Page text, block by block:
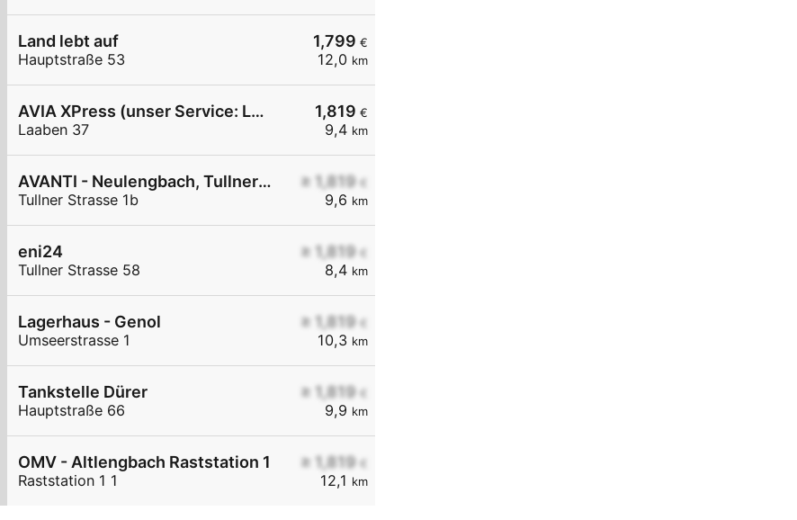
1,799 €
12,0 km
Land lebt auf
Hauptstraße 53
1,819 €
9,4 km
AVIA XPress (unser Service: Luft und Wasser)
Laaben 37
≥ 1,819 €
9,6 km
AVANTI - Neulengbach, Tullner Straße 1b
Tullner Strasse 1b
≥ 1,819 €
8,4 km
eni24
Tullner Strasse 58
≥ 1,819 €
10,3 km
Lagerhaus - Genol
Umseerstrasse 1
≥ 1,819 €
9,9 km
Tankstelle Dürer
Hauptstraße 66
≥ 1,819 €
12,1 km
OMV - Altlengbach Raststation 1
Raststation 1 1